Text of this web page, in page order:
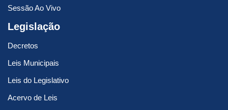
Sessão Ao Vivo
Legislação
Decretos
Leis Municipais
Leis do Legislativo
Acervo de Leis